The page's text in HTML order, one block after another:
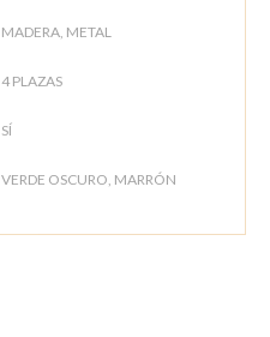
MADERA, METAL
4 PLAZAS
SÍ
VERDE OSCURO, MARRÓN